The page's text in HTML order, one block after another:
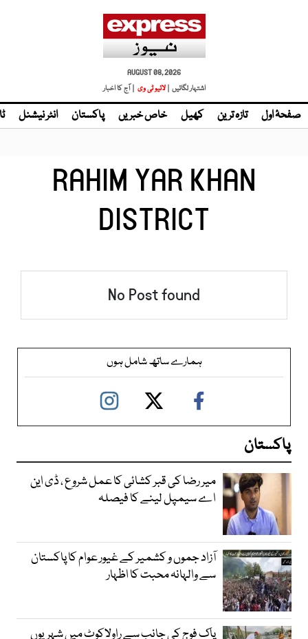
AUGUST 08, 2026
اشتہار لگائیں | لائیو ٹی وی | آج کا اخبار
صفحۂ اول تازہ ترین کھیل خاص خبریں پاکستان انٹر نیشنل
RAHIM YAR KHAN
DISTRICT
No Post found
ہمارے ساتھ شامل ہوں
پاکستان
میر رضا کی قبر کشائی کا عمل شروع ، ڈی این
اے سیمپل لینے کا فیصلہ
آزاد جموں و کشمیر کے غیور عوام کا پاکستان
سے والہانہ محبت کا اظہار
پاک فوج کی جانب سے راولاکوٹ میں شہریوں